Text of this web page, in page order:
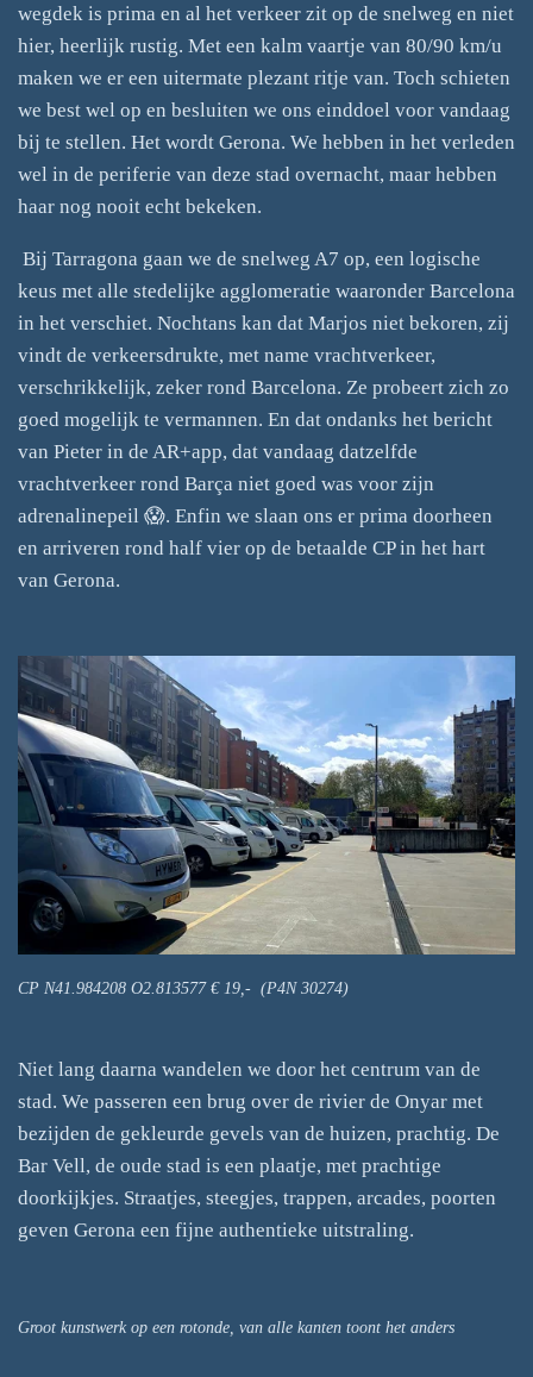
wegdek is prima en al het verkeer zit op de snelweg en niet
hier, heerlijk rustig. Met een kalm vaartje van 80/90 km/u
maken we er een uitermate plezant ritje van. Toch schieten
we best wel op en besluiten we ons einddoel voor vandaag
bij te stellen. Het wordt Gerona. We hebben in het verleden
wel in de periferie van deze stad overnacht, maar hebben
haar nog nooit echt bekeken.
Bij Tarragona gaan we de snelweg A7 op, een logische
keus met alle stedelijke agglomeratie waaronder Barcelona
in het verschiet. Nochtans kan dat Marjos niet bekoren, zij
vindt de verkeersdrukte, met name vrachtverkeer,
verschrikkelijk, zeker rond Barcelona. Ze probeert zich zo
goed mogelijk te vermannen. En dat ondanks het bericht
van Pieter in de AR+app, dat vandaag datzelfde
vrachtverkeer rond Barça niet goed was voor zijn
adrenalinepeil 😱. Enfin we slaan ons er prima doorheen
en arriveren rond half vier op de betaalde CP in het hart
van Gerona.
CP N41.984208 O2.813577 € 19,- (P4N 30274)
Niet lang daarna wandelen we door het centrum van de
stad. We passeren een brug over de rivier de Onyar met
bezijden de gekleurde gevels van de huizen, prachtig. De
Bar Vell, de oude stad is een plaatje, met prachtige
doorkijkjes. Straatjes, steegjes, trappen, arcades, poorten
geven Gerona een fijne authentieke uitstraling.
Groot kunstwerk op een rotonde, van alle kanten toont het anders